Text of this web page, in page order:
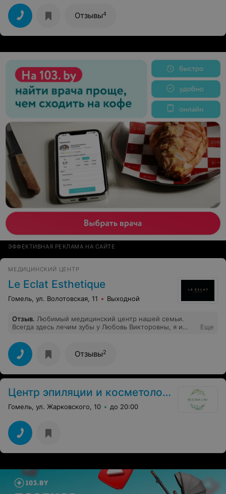
праздничным дням, когда у людей есть свободное
время, зал работает либо до 15.00, либо вообще не
работает. Знаю многих ребят, которые хотели бы
ходить в зал в праздничные дни. Плюс сокращенный
день перед праздниками! И в субботу и в воскресенье
мне не важно воскресенье это или среда. Я заплатила
деньги, но не могу ходить в удобное для меня время.
Такое ощущение, что владельцы Тонус плюс не
слышали слово маркетинг. Такими темпами,
посетители попросту будут переходить в другие
тренажерные залы. Прошу увеличить график работы с
8.00 до 23.00 ежедневно!!
Отзывы4
ЭФФЕКТИВНАЯ РЕКЛАМА НА САЙТЕ
МЕДИЦИНСКИЙ ЦЕНТР
Le Eclat Esthetique
Гомель, ул. Волотовская, 11 Выходной
Отзыв. Любимый медицинский центр нашей семьи.
Всегда здесь лечим зубы у Любовь Викторовны, я и
была на чистке у Карины, это лучшая комби чистка на
которой я была. Вообще не больно и кожа лица
действительно стала чистой
Еще
Отзывы2
Центр эпиляции и косметологии
Гомель, ул. Жарковского, 10 до 20:00